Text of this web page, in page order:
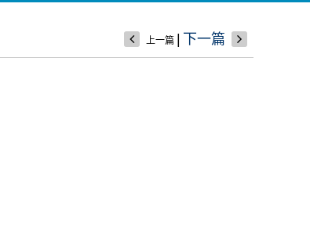
上一篇 下一篇